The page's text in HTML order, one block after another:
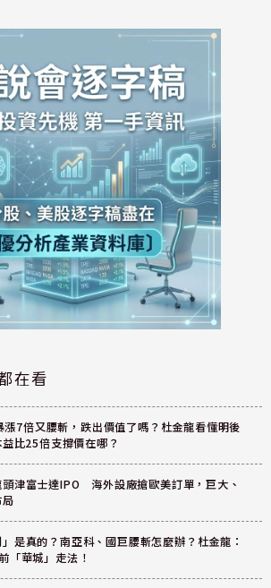
在看
7倍又腰斬，跌出價值了嗎？杜金龍看懂明後
比25倍支撐價在哪？
頭津富士達IPO 海外設廠搶歐美訂單，巨大、
」是真的？南亞科、國巨腰斬怎麼辦？杜金龍：
「華城」走法！